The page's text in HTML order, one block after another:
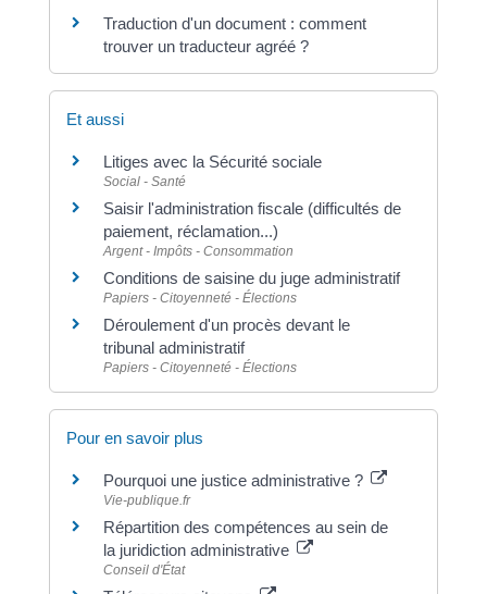
Traduction d'un document : comment
trouver un traducteur agréé ?
Et aussi
Litiges avec la Sécurité sociale
Social - Santé
Saisir l'administration fiscale (difficultés de
paiement, réclamation...)
Argent - Impôts - Consommation
Conditions de saisine du juge administratif
Papiers - Citoyenneté - Élections
Déroulement d'un procès devant le
tribunal administratif
Papiers - Citoyenneté - Élections
Pour en savoir plus
Pourquoi une justice administrative ?
Vie-publique.fr
Répartition des compétences au sein de
la juridiction administrative
Conseil d'État